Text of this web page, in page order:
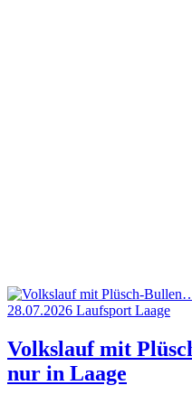
28.07.2026 Laufsport Laage
Volkslauf mit
nur in Laage